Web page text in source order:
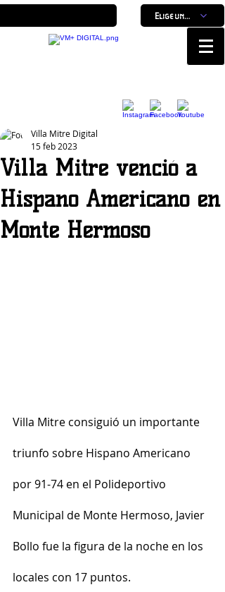
Elige un horario
Villa Mitre venció a
Hispano Americano en
Monte Hermoso
Villa Mitre Digital
15 feb 2023
Villa Mitre consiguió un importante
triunfo sobre Hispano Americano
por 91-74 en el Polideportivo
Municipal de Monte Hermoso, Javier
Bollo fue la figura de la noche en los
locales con 17 puntos.